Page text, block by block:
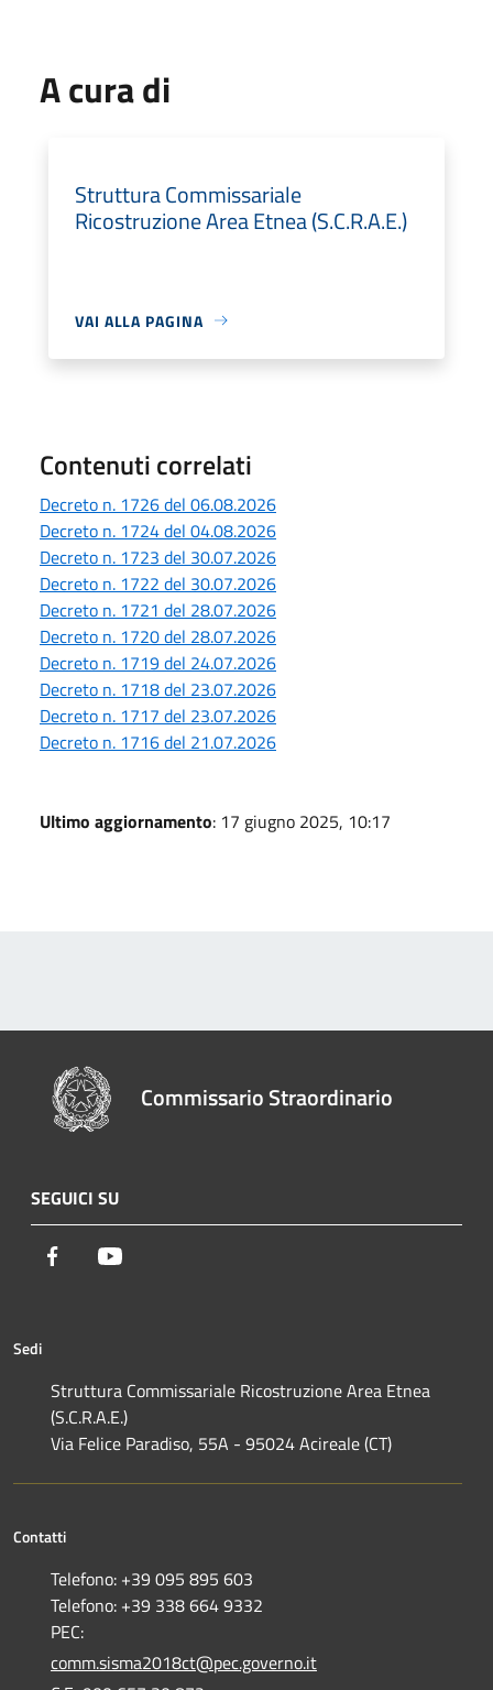
A cura di
Struttura Commissariale
Ricostruzione Area Etnea (S.C.R.A.E.)
VAI ALLA PAGINA
Contenuti correlati
Decreto n. 1726 del 06.08.2026
Decreto n. 1724 del 04.08.2026
Decreto n. 1723 del 30.07.2026
Decreto n. 1722 del 30.07.2026
Decreto n. 1721 del 28.07.2026
Decreto n. 1720 del 28.07.2026
Decreto n. 1719 del 24.07.2026
Decreto n. 1718 del 23.07.2026
Decreto n. 1717 del 23.07.2026
Decreto n. 1716 del 21.07.2026
Ultimo aggiornamento: 17 giugno 2025, 10:17
Commissario Straordinario
SEGUICI SU
Facebook
Sedi
Struttura Commissariale Ricostruzione Area Etnea
(S.C.R.A.E.)
Via Felice Paradiso, 55A - 95024 Acireale (CT)
Contatti
Telefono: +39 095 895 603
Telefono: +39 338 664 9332
PEC:
comm.sisma2018ct@pec.governo.it